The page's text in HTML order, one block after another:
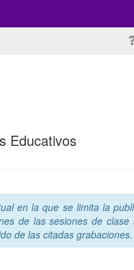
Educativos
en la que se limita la
de las sesiones de clase
de las citadas grabaciones.